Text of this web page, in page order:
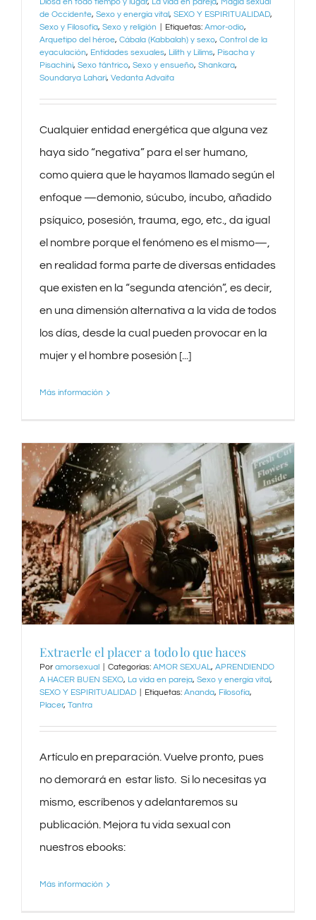
Diosa en todo tiempo y lugar, La vida en pareja, Magia sexual
de Occidente, Sexo y energía vital, SEXO Y ESPIRITUALIDAD,
Sexo y Filosofía, Sexo y religión Etiquetas: Amor-odio,
Arquetipo del héroe, Cábala (Kabbalah) y sexo, Control de la
eyaculación, Entidades sexuales, Lilith y Lilims, Pisacha y
Pisachini, Sexo tántrico, Sexo y ensueño, Shankara,
Soundarya Lahari, Vedanta Advaita
Cualquier entidad energética que alguna vez
haya sido “negativa” para el ser humano,
como quiera que le hayamos llamado según el
enfoque —demonio, súcubo, íncubo, añadido
psíquico, posesión, trauma, ego, etc., da igual
el nombre porque el fenómeno es el mismo—,
en realidad forma parte de diversas entidades
que existen en la “segunda atención”, es decir,
en una dimensión alternativa a la vida de todos
los días, desde la cual pueden provocar en la
mujer y el hombre posesión [...]
Más información
Extraerle el placer a todo lo que haces
Por amorsexual Categorías: AMOR SEXUAL, APRENDIENDO
A HACER BUEN SEXO, La vida en pareja, Sexo y energía vital,
SEXO Y ESPIRITUALIDAD
Etiquetas: Ananda, Filosofía,
Placer, Tantra
Artículo en preparación. Vuelve pronto, pues
no demorará en estar listo. Si lo necesitas ya
mismo, escríbenos y adelantaremos su
publicación. Mejora tu vida sexual con
nuestros ebooks:
Más información